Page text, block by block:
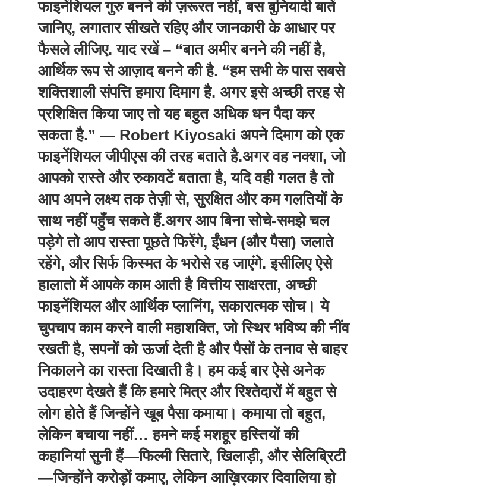
फाइनेंशियल गुरु बनने की ज़रूरत नहीं, बस बुनियादी बातें
जानिए, लगातार सीखते रहिए और जानकारी के आधार पर
फैसले लीजिए. याद रखें – “बात अमीर बनने की नहीं है,
आर्थिक रूप से आज़ाद बनने की है. “हम सभी के पास सबसे
शक्तिशाली संपत्ति हमारा दिमाग है. अगर इसे अच्छी तरह से
प्रशिक्षित किया जाए तो यह बहुत अधिक धन पैदा कर
सकता है.” — Robert Kiyosaki अपने दिमाग को एक
फाइनेंशियल जीपीएस की तरह बताते है.अगर वह नक्शा, जो
आपको रास्ते और रुकावटें बताता है, यदि वही गलत है तो
आप अपने लक्ष्य तक तेज़ी से, सुरक्षित और कम गलतियों के
साथ नहीं पहुँच सकते हैं.अगर आप बिना सोचे-समझे चल
पड़ेगे तो आप रास्ता पूछते फिरेंगे, ईंधन (और पैसा) जलाते
रहेंगे, और सिर्फ किस्मत के भरोसे रह जाएंगे. इसीलिए ऐसे
हालातो में आपके काम आती है वित्तीय साक्षरता, अच्छी
फाइनेंशियल और आर्थिक प्लानिंग, सकारात्मक सोच। ये
चुपचाप काम करने वाली महाशक्ति, जो स्थिर भविष्य की नींव
रखती है, सपनों को ऊर्जा देती है और पैसों के तनाव से बाहर
निकालने का रास्ता दिखाती है। हम कई बार ऐसे अनेक
उदाहरण देखते हैं कि हमारे मित्र और रिश्तेदारों में बहुत से
लोग होते हैं जिन्होंने खूब पैसा कमाया। कमाया तो बहुत,
लेकिन बचाया नहीं… हमने कई मशहूर हस्तियों की
कहानियां सुनी हैं—फिल्मी सितारे, खिलाड़ी, और सेलिब्रिटी
—जिन्होंने करोड़ों कमाए, लेकिन आख़िरकार दिवालिया हो